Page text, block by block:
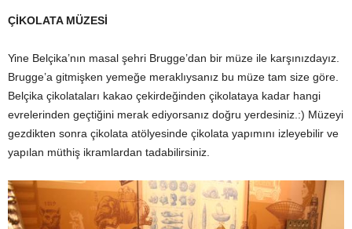
ÇİKOLATA MÜZESİ
Yine Belçika’nın masal şehri Brugge’dan bir müze ile karşınızdayız.
Brugge’a gitmişken yemeğe meraklıysanız bu müze tam size göre.
Belçika çikolataları kakao çekirdeğinden çikolataya kadar hangi
evrelerinden geçtiğini merak ediyorsanız doğru yerdesiniz.:) Müzeyi
gezdikten sonra çikolata atölyesinde çikolata yapımını izleyebilir ve
yapılan müthiş ikramlardan tadabilirsiniz.